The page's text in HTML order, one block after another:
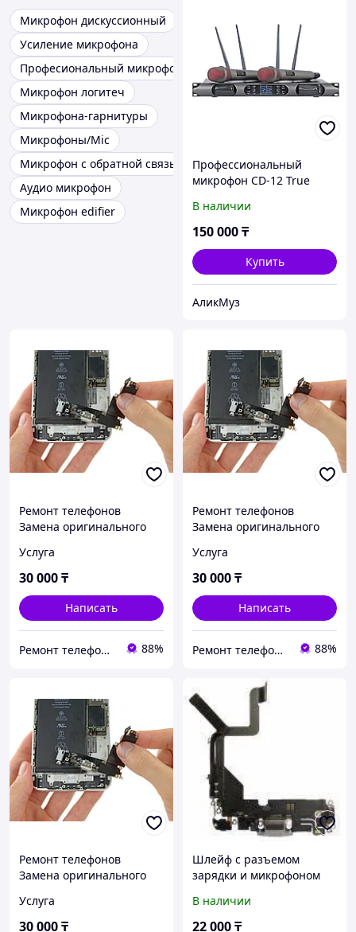
Микрофон дискуссионный
Усиление микрофона
Професиональный микрофон
Микрофон логитеч
Микрофона-гарнитуры
Микрофоны/Mic
Микрофон с обратной связью
Аудио микрофон
Микрофон edifier
Профессиональный
микрофон CD-12 True
В наличии
150 000₸
Купить
АликМуз
Ремонт телефонов
Замена оригинального
14 Замена шлейфа
зарядки
Услуга
30 000₸
Написать
Ремонт телефонов, ноутбуков, в Алматы Запчасти - TelePORT 88%
Ремонт телефонов
Замена оригинального
14 Pro Max Замена
шлейфа зарядки
Услуга
30 000₸
Написать
Ремонт телефонов, ноутбуков, в Алматы Запчасти - TelePORT 88%
Ремонт телефонов
Замена оригинального
14 Pro Замена шлейфа
зарядки
Услуга
30 000₸
Шлейф с разъемом
зарядки и микрофоном
Оригинал
В наличии
22 000₸